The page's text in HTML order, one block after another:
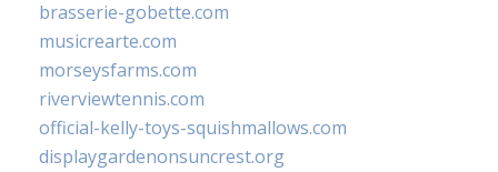
brasserie-gobette.com
musicrearte.com
morseysfarms.com
riverviewtennis.com
official-kelly-toys-squishmallows.com
displaygardenonsuncrest.org